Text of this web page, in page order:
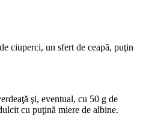
ciuperci, un sfert de ceapă, puţin
şi, eventual, cu 50 g de
cu puţină miere de albine.